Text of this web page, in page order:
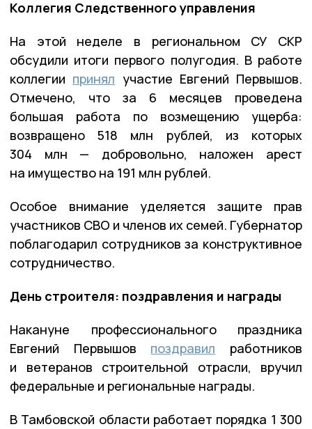
Коллегия Следственного управления
На этой неделе в региональном СУ СКР
обсудили итоги первого полугодия. В работе
коллегии принял участие Евгений Первышов.
Отмечено, что за 6 месяцев проведена
большая работа по возмещению ущерба:
возвращено 518 млн рублей, из которых
304 млн — добровольно, наложен арест
на имущество на 191 млн рублей.
Особое внимание уделяется защите прав
участников СВО и членов их семей. Губернатор
поблагодарил сотрудников за конструктивное
сотрудничество.
День строителя: поздравления и награды
Накануне профессионального праздника
Евгений Первышов поздравил работников
и ветеранов строительной отрасли, вручил
федеральные и региональные награды.
В Тамбовской области работает порядка 1 300